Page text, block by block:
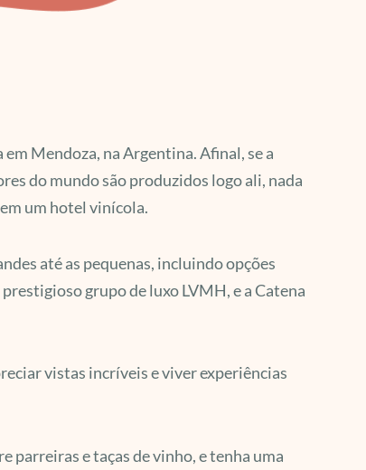
Mendoza, na Argentina. Afinal, se a
do mundo são produzidos logo ali, nada
um hotel vinícola.
até as pequenas, incluindo opções
grupo de luxo LVMH, e a Catena
vistas incríveis e viver experiências
parreiras e taças de vinho, e tenha uma